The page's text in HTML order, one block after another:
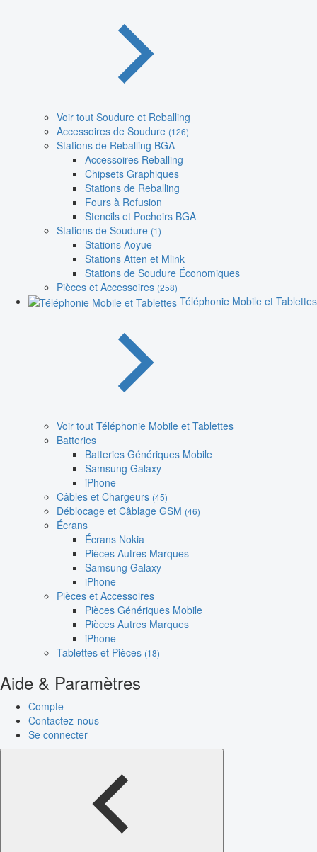
Voir tout Soudure et Reballing
Accessoires de Soudure (126)
Stations de Reballing BGA
Accessoires Reballing
Chipsets Graphiques
Stations de Reballing
Fours à Refusion
Stencils et Pochoirs BGA
Stations de Soudure (1)
Stations Aoyue
Stations Atten et Mlink
Stations de Soudure Économiques
Pièces et Accessoires (258)
Téléphonie Mobile et Tablettes
Voir tout Téléphonie Mobile et Tablettes
Batteries
Batteries Génériques Mobile
Samsung Galaxy
iPhone
Câbles et Chargeurs (45)
Déblocage et Câblage GSM (46)
Écrans
Écrans Nokia
Pièces Autres Marques
Samsung Galaxy
iPhone
Pièces et Accessoires
Pièces Génériques Mobile
Pièces Autres Marques
iPhone
Tablettes et Pièces (18)
Aide & Paramètres
Compte
Contactez-nous
Se connecter